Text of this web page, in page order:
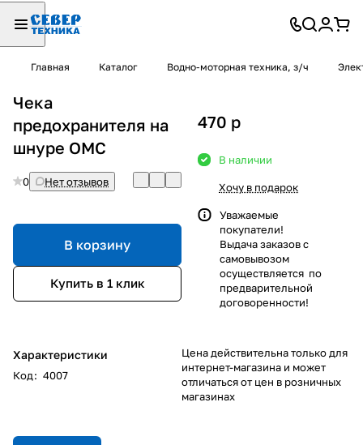
Главная Каталог Водно-моторная техника, з/ч
Чека
предохранителя на
шнуре OMC
0 Нет отзывов
В корзину
Купить в 1 клик
Характеристики
Код: 4007
470 p
В наличии
Хочу в подарок
Уважаемые
покупатели!
Выдача заказов с
самовывозом
осуществляется по
предварительной
договоренности!
Цена действительна только для
интернет-магазина и может
отличаться от цен в розничных
магазинах